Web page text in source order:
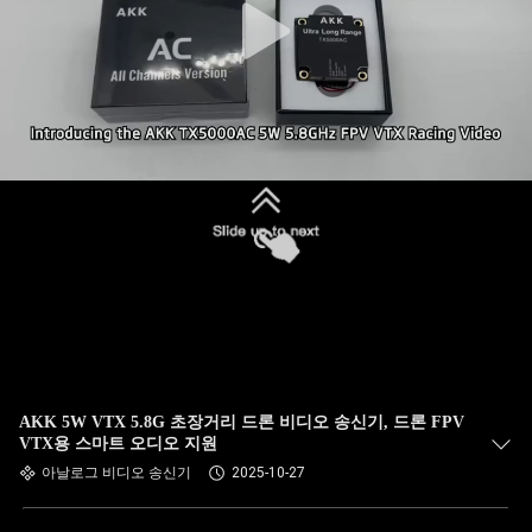
AKK 5W VTX 5.8G 초장거리 드론 비디오 송신기, 드론 FPV
VTX용 스마트 오디오 지원
아날로그 비디오 송신기 2025-10-27